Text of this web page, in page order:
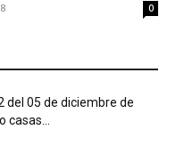
0
del 05 de diciembre de
casas...